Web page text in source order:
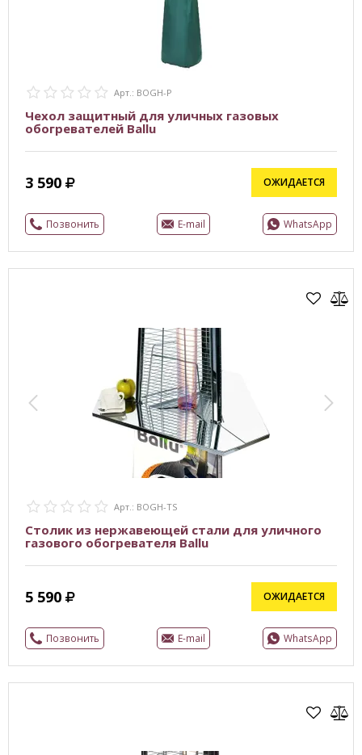
Арт.: BOGH-P
Чехол защитный для уличных газовых
обогревателей Ballu
3 590 ОЖИДАЕТСЯ
Позвонить E-mail WhatsApp
Арт.: BOGH-TS
Столик из нержавеющей стали для уличного
газового обогревателя Ballu
5 590 ОЖИДАЕТСЯ
Позвонить E-mail WhatsApp